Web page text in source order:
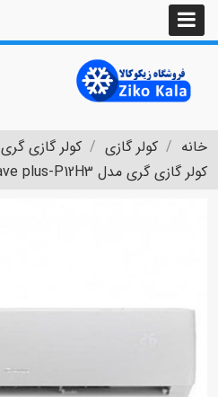
خانه
کولر گازی کولر گازی گری
کولر گازی گری مدل I'save plus-P12H3